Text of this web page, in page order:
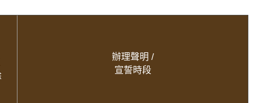
辦理聲明 /
宣誓時段